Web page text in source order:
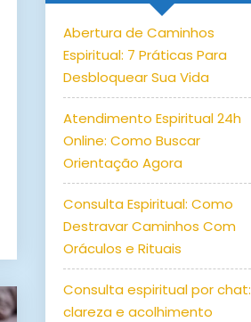
Abertura de Caminhos
Espiritual: 7 Práticas Para
Desbloquear Sua Vida
Atendimento Espiritual 24h
Online: Como Buscar
Orientação Agora
Consulta Espiritual: Como
Destravar Caminhos Com
Oráculos e Rituais
Consulta espiritual por chat:
clareza e acolhimento